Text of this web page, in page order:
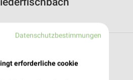
Datenschutzbestimmungen
erforderliche cookie